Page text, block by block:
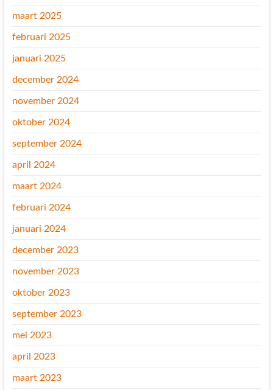
maart 2025
februari 2025
januari 2025
december 2024
november 2024
oktober 2024
september 2024
april 2024
maart 2024
februari 2024
januari 2024
december 2023
november 2023
oktober 2023
september 2023
mei 2023
april 2023
maart 2023